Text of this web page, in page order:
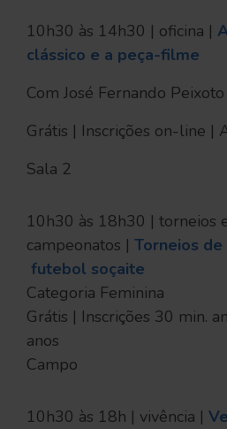
10h30 às 14h30 | oficina |
clássico e a peça-filme
Com José Fernando
Grátis | Inscrições on-line |
Sala 2
10h30 às 18h30 | torneios
campeonatos | Torneios de
futebol soçaite
Categoria Feminina
Grátis | Inscrições 30 min.
anos
Campo
10h30 às 18h | vivência |